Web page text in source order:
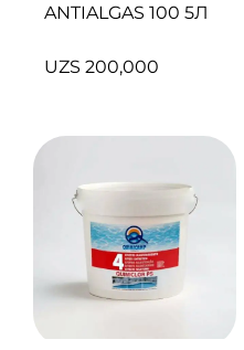
ANTIALGAS 100 5Л
UZS 200,000